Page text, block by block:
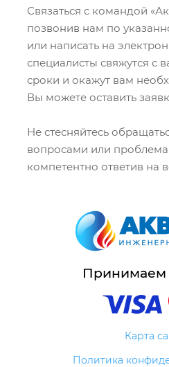
Связаться с командой
позвонив нам по
или написать на
специалисты свяжутся с
сроки и окажут вам
Вы можете оставить
Не стесняйтесь
вопросами или
компетентно ответив на
Принимаем
Карта
Политика